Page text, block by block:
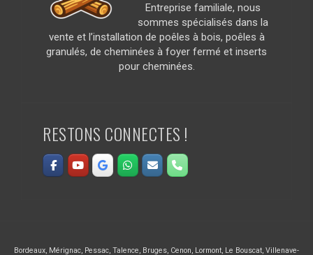
Entreprise familiale, nous
sommes spécialisés dans la
vente et l’installation de poêles à bois, poêles à
granulés, de cheminées à foyer fermé et inserts
pour cheminées.
RESTONS CONNECTES !
Bordeaux, Mérignac, Pessac, Talence, Bruges, Cenon, Lormont, Le Bouscat, Villenave-